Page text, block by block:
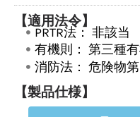
【適用法令】
PRTR法： 非該当
有機則： 第三種
消防法： 危険物
【製品仕様】